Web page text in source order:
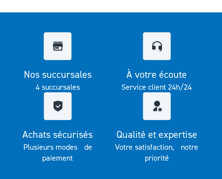
Nos succursales
4 succursales
À votre écoute
Service client 24h/24
Achats sécurisés
Plusieurs modes de
paiement
Qualité et expertise
Votre satisfaction, notre
priorité